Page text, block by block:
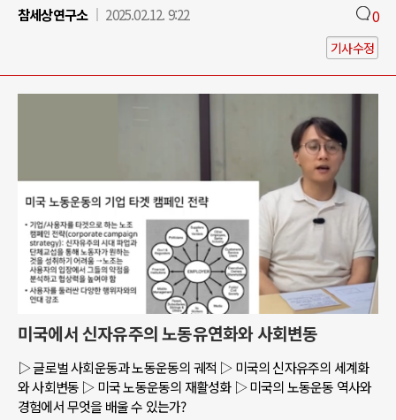
참세상연구소
2025.02.12. 9:22 0
기사수정
미국에서 신자유주의 노동유연화와 사회변동
▷ 글로벌 사회운동과 노동운동의 궤적 ▷ 미국의 신자유주의 세계화
와 사회변동 ▷ 미국 노동운동의 재활성화 ▷ 미국의 노동운동 역사와
경험에서 무엇을 배울 수 있는가?